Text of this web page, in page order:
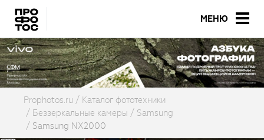
МЕНЮ
Prophotos.ru
Каталог фототехники
Беззеркальные камеры
Samsung
Samsung NX2000